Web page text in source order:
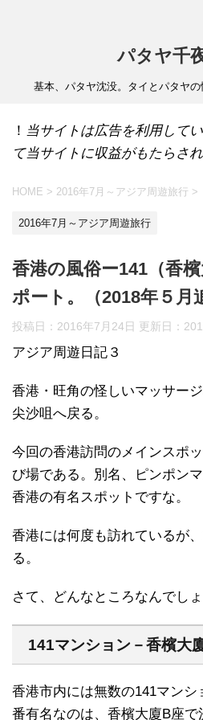
パタヤ千
基本、パタヤ沈没。タイとパタヤの
！ 当サイトは広告を利用して
て当サイトに収益がもたらさ
HOME > 2016年7月～アジア周遊旅行 >
2016年7月～アジア周遊旅行
香港の風俗ー141（香
ポート。（2018年５月
投稿日：2016年7月24日 更新日：
アジア周遊日記３
香港・旺角の怪しいマッサー
尖沙咀へ戻る。
今回の香港訪問のメインスポ
び場である。別名、ピンポン
香港の有名スポットですな。
香港には何度も訪れているが
る。
さて、どんなところなんでしょ
141マンション－香檳大
香港市内には無数の141マン
番有名なのは、香檳大廈B座で